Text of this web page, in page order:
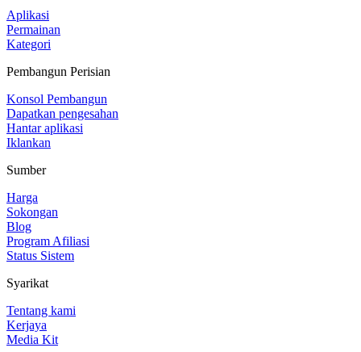
Aplikasi
Permainan
Kategori
Pembangun Perisian
Konsol Pembangun
Dapatkan pengesahan
Hantar aplikasi
Iklankan
Sumber
Harga
Sokongan
Blog
Program Afiliasi
Status Sistem
Syarikat
Tentang kami
Kerjaya
Media Kit